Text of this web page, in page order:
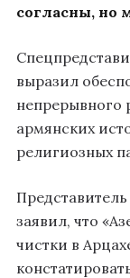
согласны, но
выразил
непрерывного
армянских
религиозных
заявил, что
чистки в